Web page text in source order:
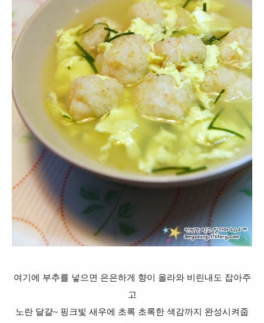
여기에 부추를 넣으면 은은하게 향이 올라와 비린내도 잡아주
고
노란 달걀~ 핑크빛 새우에 초록 초록한 색감까지 완성시켜줍